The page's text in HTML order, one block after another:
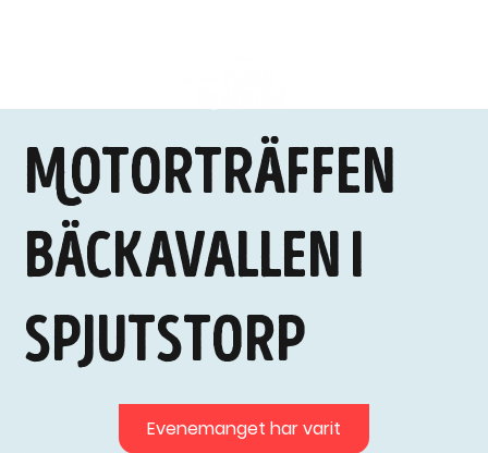
Motorträffen
Bäckavallen i
Spjutstorp
Evenemanget har varit